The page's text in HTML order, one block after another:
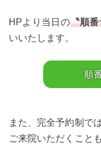
HPより当日の〝順
いいたします。
順
また、完全予約制で
ご来院いただくこと